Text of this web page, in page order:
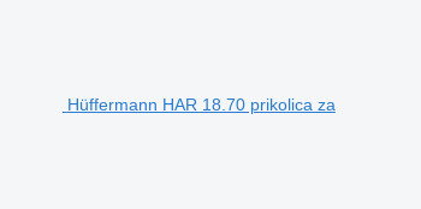
Hüffermann HAR 18.70 prikolica za